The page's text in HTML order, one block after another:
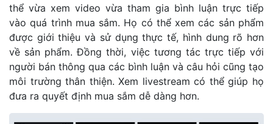
thể vừa xem video vừa tham gia bình luận trực tiếp
vào quá trình mua sắm. Họ có thể xem các sản phẩm
được giới thiệu và sử dụng thực tế, hình dung rõ hơn
về sản phẩm. Đồng thời, việc tương tác trực tiếp với
người bán thông qua các bình luận và câu hỏi cũng tạo
môi trường thân thiện. Xem livestream có thể giúp họ
đưa ra quyết định mua sắm dễ dàng hơn.